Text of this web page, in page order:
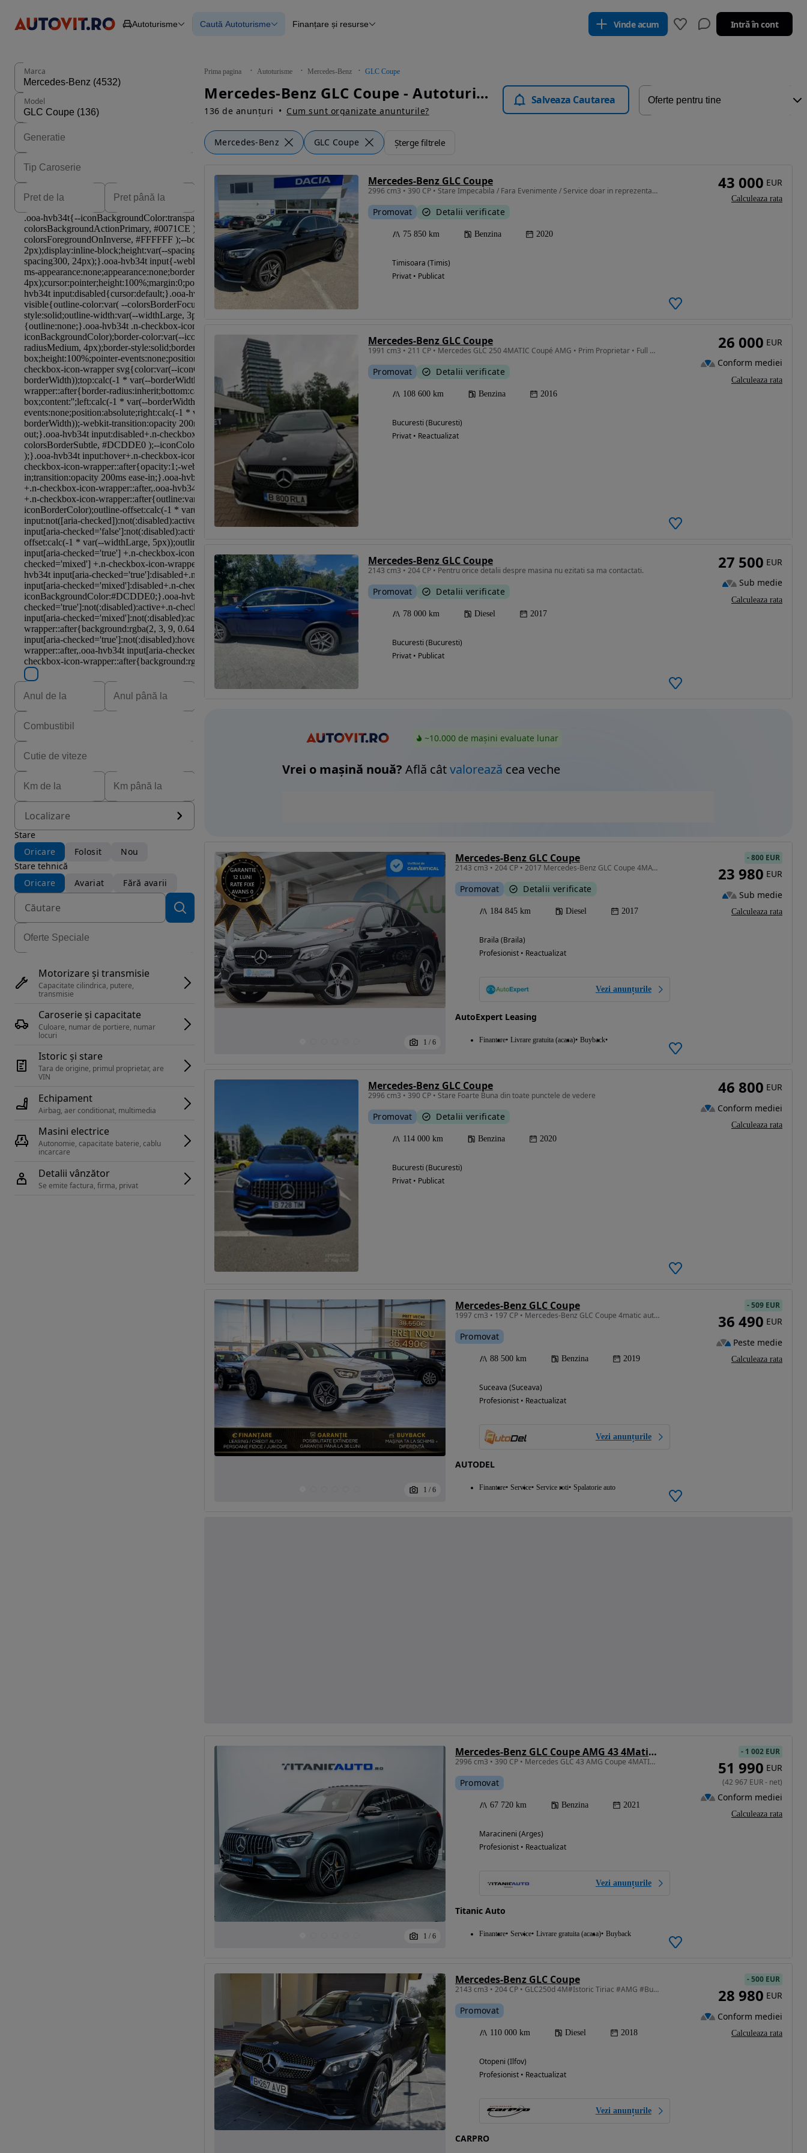
Autoturisme
Autoturisme
Mașini electrice
Mașini cu detalii verificate
Caută Autoturisme
Blog Autovit.ro
Finanțare și resurse Vinde acum Intră în cont
Prima pagina Autoturisme Mercedes-Benz GLC Coupe
Mercedes-Benz GLC Coupe - Autoturisme
136 de anunțuri Cum sunt organizate anunturile?
Salveaza Cautarea
Mercedes-Benz GLC Coupe Șterge filtrele
Marca
Model
Eligibil pentru
Localizare
Stare
Oricare
Folosit
Nou
Stare tehnică
Oricare
Avariat Fără avarii
Motorizare și transmisie
Capacitate cilindrica, putere,
transmisie
Caroserie și capacitate
Culoare, numar de portiere, numar
locuri
Istoric și stare
Tara de origine, primul proprietar, are
Echipament
Airbag, aer conditionat, multimedia
Masini electrice
Autonomie, capacitate baterie, cablu
Detalii vânzător
Se emite factura, firma, privat
Mercedes-Benz GLC Coupe
2996 cm3 • 390 CP • Stare Impecabila / Fara Evenimente / Service doar in reprezentanta
Promovat Detalii verificate
75 850 km Benzina 2020
Timisoara (Timis)
Privat • Publicat
43 000 EUR
Calculeaza rata
Mercedes-Benz GLC Coupe
1991 cm3 • 211 CP • Mercedes GLC 250 4MATIC Coupé AMG • Prim Proprietar • Full Options • I
Promovat Detalii verificate
108 600 km Benzina 2016
Bucuresti (Bucuresti)
Privat • Reactualizat
26 000 EUR
Conform mediei
Calculeaza rata
Mercedes-Benz GLC Coupe
2143 cm3 • 204 CP • Pentru orice detalii despre masina nu ezitati sa ma contactati.
Promovat Detalii verificate
78 000 km Diesel 2017
Bucuresti (Bucuresti)
Privat • Publicat
27 500 EUR
Sub medie
Calculeaza rata
~10.000 de mașini evaluate lunar
Vrei o mașină nouă? Află câtvalorează cea veche
1 / 6
Mercedes-Benz GLC Coupe
2143 cm3 • 204 CP • 2017 Mercedes-Benz GLC Coupe 4MATIC 204CP/Rate fixe/Avans 0/Garantie
Promovat Detalii verificate
184 845 km Diesel 2017
Braila (Braila)
Profesionist • Reactualizat
Vezi anunțurile
AutoExpert Leasing
Finantare Livrare gratuita (acasa) Buyback
-800 EUR
23 980 EUR
Sub medie
Calculeaza rata
Mercedes-Benz GLC Coupe
2996 cm3 • 390 CP • Stare Foarte Buna din toate punctele de vedere
Promovat Detalii verificate
114 000 km Benzina 2020
Bucuresti (Bucuresti)
Privat • Publicat
46 800 EUR
Conform mediei
Calculeaza rata
1 / 6
Mercedes-Benz GLC Coupe
1997 cm3 • 197 CP • Mercedes-Benz GLC Coupe 4matic automatik "amg line"
Promovat
88 500 km Benzina 2019
Suceava (Suceava)
Profesionist • Reactualizat
Vezi anunțurile
AUTODEL
Finantare Service Service roti Spalatorie auto
-509 EUR
36 490 EUR
Peste medie
Calculeaza rata
1 / 6
Mercedes-Benz GLC Coupe AMG 43 4Matic AMG Speedshift TCT 9G
2996 cm3 • 390 CP • Mercedes GLC 43 AMG Coupe 4MATIC • Benzină • Automat • LED • Keyless •
Promovat
67 720 km Benzina 2021
Maracineni (Arges)
Profesionist • Reactualizat
Vezi anunțurile
Titanic Auto
Finantare Service Livrare gratuita (acasa) Buyback
- 1 002 EUR
51 990 EUR
(42 967 EUR- net)
Conform mediei
Calculeaza rata
Mercedes-Benz GLC Coupe
2143 cm3 • 204 CP • GLC250d 4M#Istoric Tiriac #AMG #Burmester#9G#ILS#Sc ventilate#Carplay
Promovat
110 000 km Diesel 2018
Otopeni (Ilfov)
Profesionist • Reactualizat
Vezi anunțurile
CARPRO
-500 EUR
28 980 EUR
Conform mediei
Calculeaza rata